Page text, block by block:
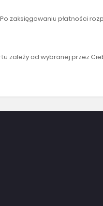
zaksięgowaniu płatności
zależy od wybranej przez